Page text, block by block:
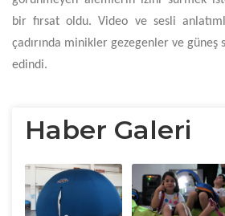
bir fırsat oldu. Video ve sesli
çadırında minikler gezegenler ve güneş
edindi.
Haber Galeri